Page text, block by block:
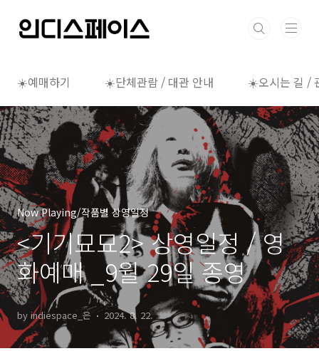
☀️예매하기 ☀️단체관람 / 대관 안내 ☀️오시는 길 /
Now Playing/작품별 상영일정
<기기묘묘2> 상영일정 / 영
화예매 _9월 29일 종영
by indiespace_은 2024. 8. 22.